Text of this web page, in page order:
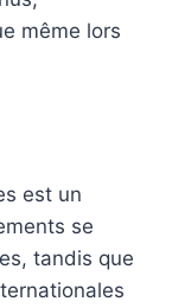
même lors
est un
se
tandis que